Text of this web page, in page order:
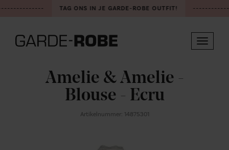
TAG ONS IN JE GARDE-ROBE OUTFIT!
Toggle
Amelie & Amelie -
Blouse - Ecru
Artikelnummer: 14875301